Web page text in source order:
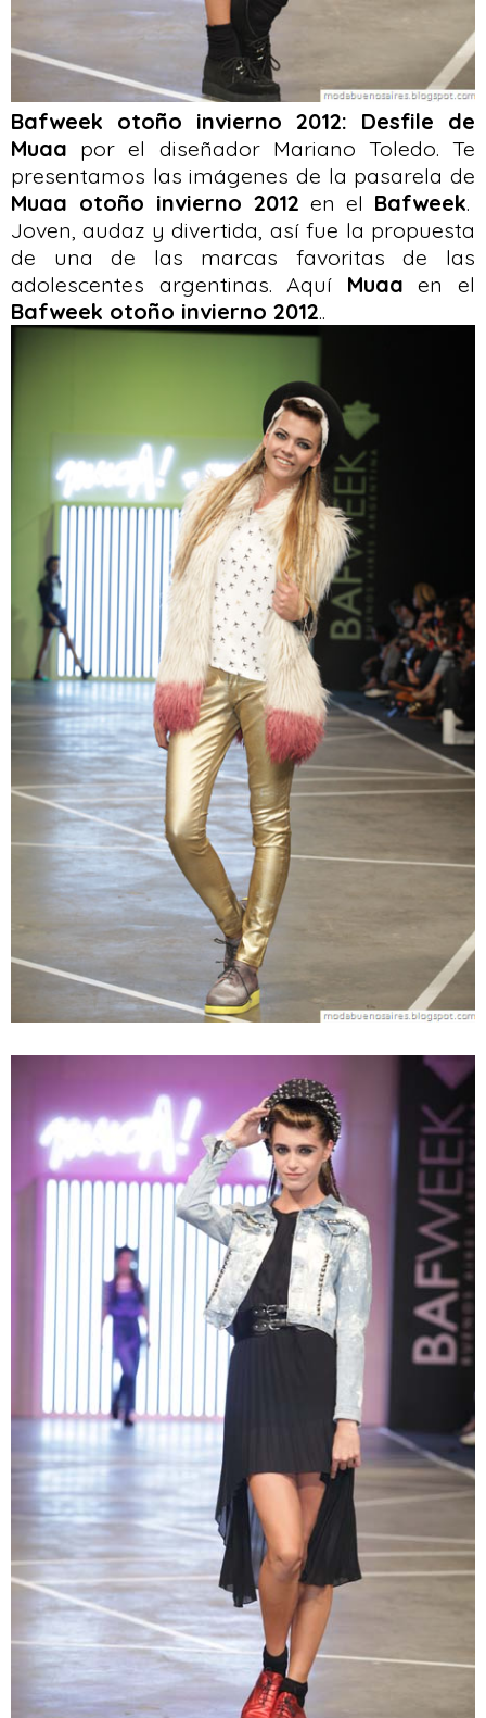
Bafweek otoño invierno 2012: Desfile de
Muaa por el diseñador Mariano Toledo. Te
presentamos las imágenes de la pasarela de
Muaa otoño invierno 2012 en el Bafweek.
Joven, audaz y divertida, así fue la propuesta
de una de las marcas favoritas de las
adolescentes argentinas. Aquí Muaa en el
Bafweek otoño invierno 2012..